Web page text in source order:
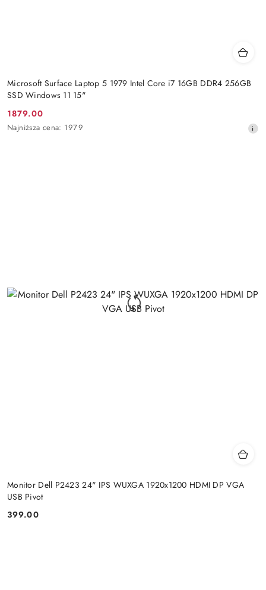
Microsoft Surface Laptop 5 1979 Intel Core i7 16GB DDR4 256GB
SSD Windows 11 15"
Cena
promocyjna:
1879.00
Najniższa
Najniższa cena: 1979
Monitor Dell P2423 24" IPS WUXGA 1920x1200 HDMI DP VGA
USB Pivot
Cena:
399.00